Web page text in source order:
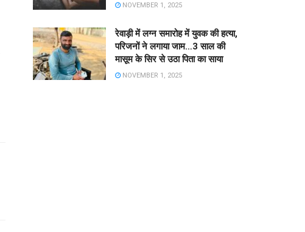
NOVEMBER 1, 2025
रेवाड़ी में लग्न समारोह में युवक की हत्या,
परिजनों ने लगाया जाम…3 साल की
मासूम के सिर से उठा पिता का साया
NOVEMBER 1, 2025